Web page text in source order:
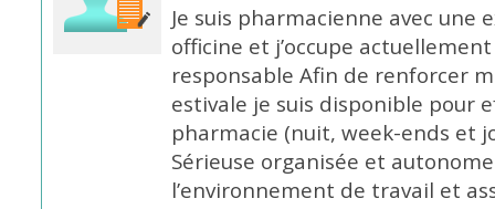
Je suis pharmacienne avec
officine et j’occupe
responsable Afin de renforcer
estivale je suis disponible pour
pharmacie (nuit, week-ends et
Sérieuse organisée et
l’environnement de travail et